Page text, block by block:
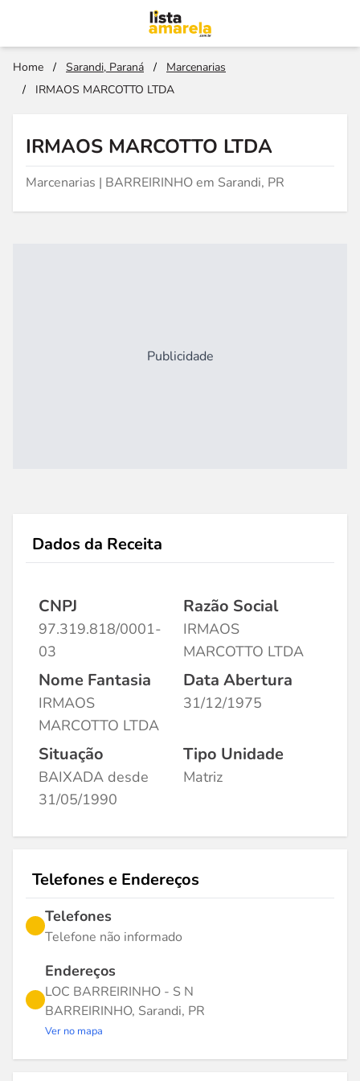
Home / Sarandi, Paraná /
Marcenarias
/
IRMAOS MARCOTTO LTDA
IRMAOS MARCOTTO LTDA
Marcenarias | BARREIRINHO em Sarandi, PR
Publicidade
Dados da Receita
CNPJ
97.319.818/0001-
03
Razão Social
IRMAOS
MARCOTTO LTDA
Nome Fantasia
IRMAOS
MARCOTTO LTDA
Data Abertura
31/12/1975
Situação
BAIXADA desde
31/05/1990
Tipo Unidade
Matriz
Telefones e Endereços
Telefones
Telefone não informado
Endereços
LOC BARREIRINHO - S N
BARREIRINHO, Sarandi, PR
Ver no mapa